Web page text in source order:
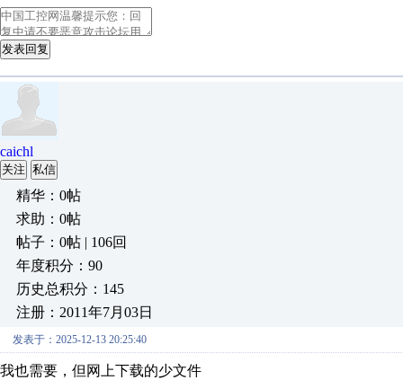
发表回复
caichl
关注 私信
精华：0帖
求助：0帖
帖子：0帖 | 106回
年度积分：90
历史总积分：145
注册：2011年7月03日
发表于：2025-12-13 20:25:40
我也需要，但网上下载的少文件